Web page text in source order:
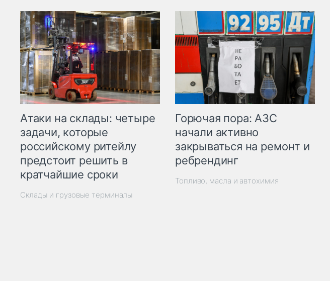
Атаки на склады: четыре
задачи, которые
российскому ритейлу
предстоит решить в
кратчайшие сроки
Склады и грузовые терминалы
Горючая пора: АЗС
начали активно
закрываться на ремонт и
ребрендинг
Топливо, масла и автохимия